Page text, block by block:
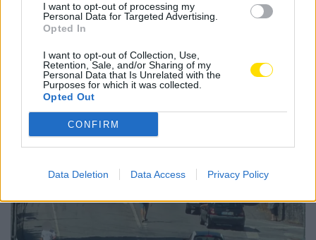
I want to opt-out of processing my
Personal Data for Targeted Advertising.
Opted In
I want to opt-out of Collection, Use,
Retention, Sale, and/or Sharing of my
Personal Data that Is Unrelated with the
Purposes for which it was collected.
Opted Out
CONFIRM
Data Deletion Data Access Privacy Policy
Notícias Populares